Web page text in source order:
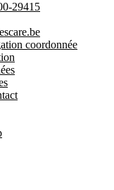
29415
coordonnée